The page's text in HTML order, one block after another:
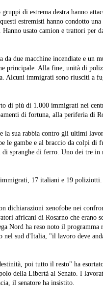
di estrema destra hanno
estremisti hanno condotto
usato camion e trattori per
due macchine incendiate e un
principale. Alla fine, unità di
Alcuni immigrati sono riusciti a
di più di 1.000 immigrati nei
di fortuna, alla periferia di
la sua rabbia contro gli ultimi
le gambe e al braccio da colpi di
spranghe di ferro. Uno dei tre in
17 italiani e 19
dichiarazioni xenofobe nei
africani di Rosarno che erano
Nord ha reso noto il programma
nel sud d'Italia, "il lavoro deve
poi tutto il resto" ha
della Libertà al Senato. I
il senatore ha insistito.